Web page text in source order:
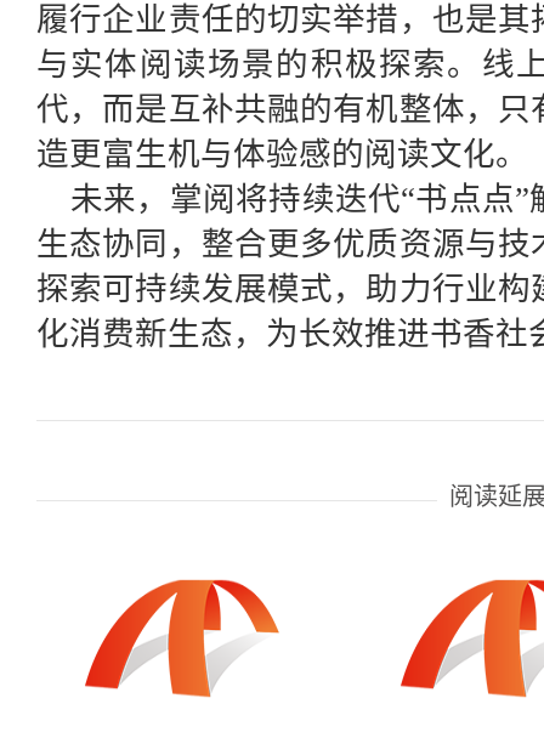
履行企业责任的切实举措，也是
与实体阅读场景的积极探索。线
代，而是互补共融的有机整体，
造更富生机与体验感的阅读文化。
未来，掌阅将持续迭代“书点点
生态协同，整合更多优质资源与
探索可持续发展模式，助力行业
化消费新生态，为长效推进书香社
阅读延